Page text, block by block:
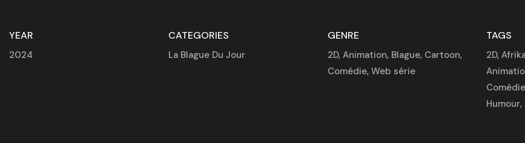
YEAR
2024
CATEGORIES
La Blague Du Jour
GENRE
2D, Animation, Blague, Cartoon,
Comédie, Web série
TAGS
2D,
Humour,